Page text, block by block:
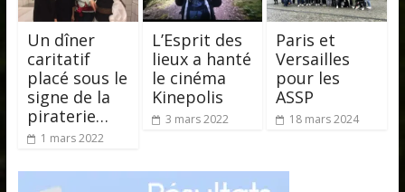
Un dîner
caritatif
placé sous le
signe de la
piraterie…
1 mars 2022
L’Esprit des
lieux a hanté
le cinéma
Kinepolis
3 mars 2022
Paris et
Versailles
pour les
ASSP
18 mars 2024